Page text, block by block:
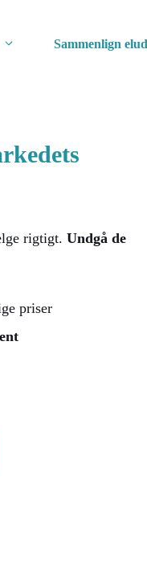
Sammenlign
rigtigt.Undgå de
priser